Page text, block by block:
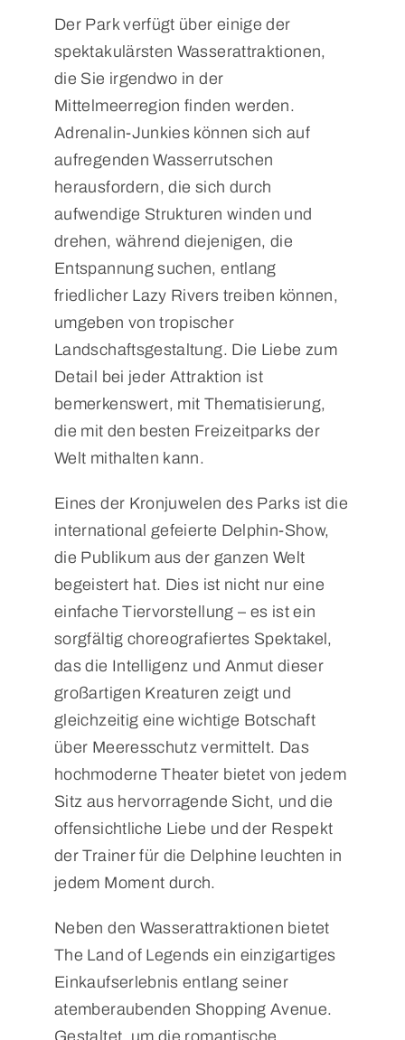
Der Park verfügt über einige der
spektakulärsten Wasserattraktionen,
die Sie irgendwo in der
Mittelmeerregion finden werden.
Adrenalin-Junkies können sich auf
aufregenden Wasserrutschen
herausfordern, die sich durch
aufwendige Strukturen winden und
drehen, während diejenigen, die
Entspannung suchen, entlang
friedlicher Lazy Rivers treiben können,
umgeben von tropischer
Landschaftsgestaltung. Die Liebe zum
Detail bei jeder Attraktion ist
bemerkenswert, mit Thematisierung,
die mit den besten Freizeitparks der
Welt mithalten kann.
Eines der Kronjuwelen des Parks ist die
international gefeierte Delphin-Show,
die Publikum aus der ganzen Welt
begeistert hat. Dies ist nicht nur eine
einfache Tiervorstellung – es ist ein
sorgfältig choreografiertes Spektakel,
das die Intelligenz und Anmut dieser
großartigen Kreaturen zeigt und
gleichzeitig eine wichtige Botschaft
über Meeresschutz vermittelt. Das
hochmoderne Theater bietet von jedem
Sitz aus hervorragende Sicht, und die
offensichtliche Liebe und der Respekt
der Trainer für die Delphine leuchten in
jedem Moment durch.
Neben den Wasserattraktionen bietet
The Land of Legends ein einzigartiges
Einkaufserlebnis entlang seiner
atemberaubenden Shopping Avenue.